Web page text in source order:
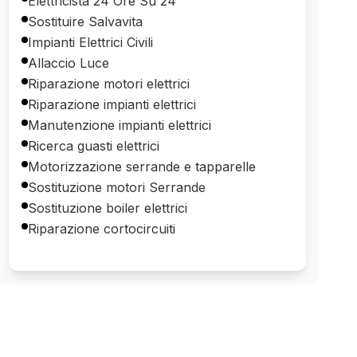
Sostituire Salvavita
Impianti Elettrici Civili
Allaccio Luce
Riparazione motori elettrici
Riparazione impianti elettrici
Manutenzione impianti elettrici
Ricerca guasti elettrici
Motorizzazione serrande e tapparelle
Sostituzione motori Serrande
Sostituzione boiler elettrici
Riparazione cortocircuiti